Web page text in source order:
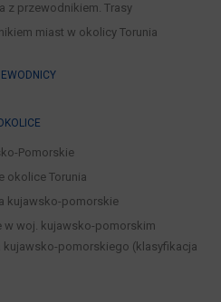
z przewodnikiem. Trasy
miast w okolicy Torunia
Pomorskie
okolice Torunia
kujawsko-pomorskie
w woj. kujawsko-pomorskim
pomorskiego (klasyfikacja